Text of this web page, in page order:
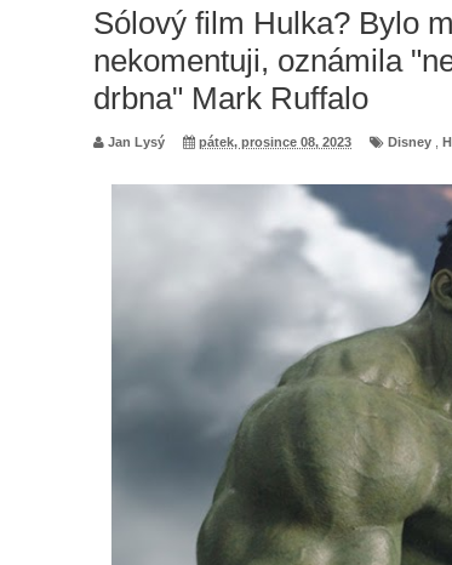
Ruffalo
Sólový film Hulka? Bylo
nekomentuji, oznámila
drbna" Mark Ruffalo
Jan Lysý pátek, prosince 08, 2023 Disney